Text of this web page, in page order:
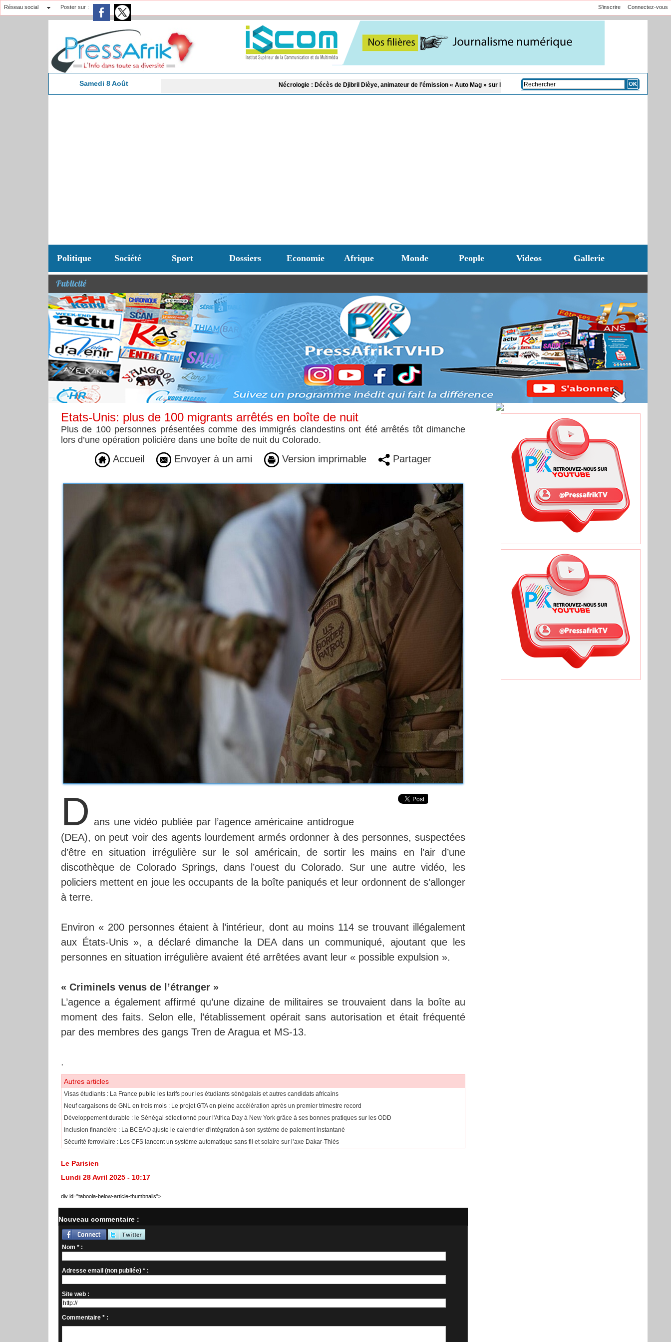
Réseau social Poster sur : Connectez-vous
S'inscrire
Samedi 8 Août Nécrologie : Décès de Djibril Dièye, animateur de l’émission « Auto Mag » sur la TFM Affaire Pape Cheikh Diallo et Cie : le Parquet fait appel après le non-
Politique Société Sport Dossiers Economie Afrique Monde People Videos Gallerie
Publicité
Etats-Unis: plus de 100 migrants arrêtés en boîte de nuit
​Plus de 100 personnes présentées comme des immigrés clandestins ont été arrêtés tôt dimanche
lors d’une opération policière dans une boîte de nuit du Colorado.
Accueil Envoyer à un ami Version imprimable Partager
D ans une vidéo publiée par l’agence américaine antidrogue
(DEA), on peut voir des agents lourdement armés ordonner à des personnes, suspectées
d’être en situation irrégulière sur le sol américain, de sortir les mains en l’air d’une
discothèque de Colorado Springs, dans l’ouest du Colorado. Sur une autre vidéo, les
policiers mettent en joue les occupants de la boîte paniqués et leur ordonnent de s’allonger
à terre.
Environ « 200 personnes étaient à l’intérieur, dont au moins 114 se trouvant illégalement
aux États-Unis », a déclaré dimanche la DEA dans un communiqué, ajoutant que les
personnes en situation irrégulière avaient été arrêtées avant leur « possible expulsion ».
« Criminels venus de l’étranger »
L’agence a également affirmé qu’une dizaine de militaires se trouvaient dans la boîte au
moment des faits. Selon elle, l’établissement opérait sans autorisation et était fréquenté
par des membres des gangs Tren de Aragua et MS-13.
.
Autres articles
​Visas étudiants : La France publie les tarifs pour les étudiants sénégalais et autres candidats africains
Neuf cargaisons de GNL en trois mois : Le projet GTA en pleine accélération après un premier trimestre record
Développement durable : le Sénégal sélectionné pour l'Africa Day à New York grâce à ses bonnes pratiques sur les ODD
​Inclusion financière : La BCEAO ajuste le calendrier d'intégration à son système de paiement instantané
Sécurité ferroviaire : Les CFS lancent un système automatique sans fil et solaire sur l’axe Dakar-Thiès
Le Parisien
Lundi 28 Avril 2025 - 10:17
div id="taboola-below-article-thumbnails">
Nouveau commentaire :
Nom * :
Adresse email (non publiée) * :
Site web :
Commentaire * :